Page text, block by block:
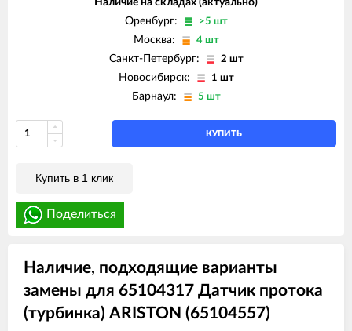
ARISTON EGIS PLUS 24 FF
ARISTON GENUS 24 CF
ARISTON GENUS 28 FF
ARISTON GENUS 32 FF
ARISTON GENUS EVO 24 FF
ARISTON GENUS EVO 30 CF
ARISTON GENUS EVO 32 FF
ARISTON GENUS EVO 35 FF
ARISTON MATIS 24 CF
ARISTON MATIS 24 CF-EU
ARISTON MATIS 24 FF
Наличие на складах (актуально)
Оренбург:
>5 шт
Москва: 4 шт
Санкт-Петербург: 2 шт
Новосибирск: 1 шт
Барнаул: 5 шт
КУПИТЬ
Купить в 1 клик
Поделиться
Наличие, подходящие варианты
замены для 65104317 Датчик протока
(турбинка) ARISTON (65104557)